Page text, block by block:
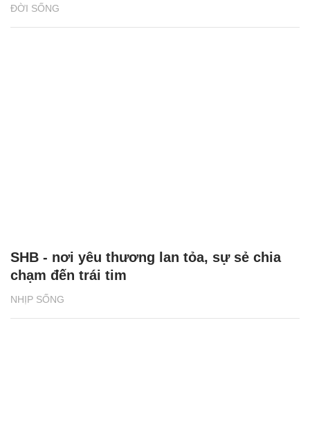
ĐỜI SỐNG
NHỊP SỐNG
SHB - nơi yêu thương lan tỏa, sự sẻ chia
chạm đến trái tim